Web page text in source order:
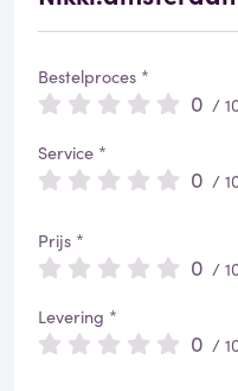
Bestelproces *
0 /
Service *
0 /
Prijs *
0 /
Levering *
0 /